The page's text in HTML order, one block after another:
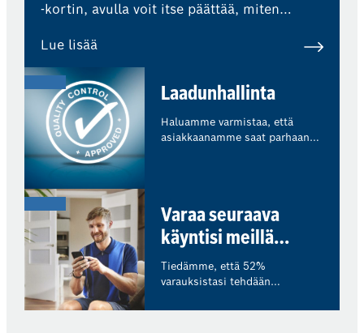
-kortin, avulla voit itse päättää, miten
Lue lisää
Laadunhallinta
Haluamme varmistaa, että
asiakkaanamme saat parhaan
valvovat säännöllisesti
laatustandardejamme ja
menettelytapojamme.
Varaa seuraava
käyntisi meillä
verkossa!
Tiedämme, että 52%
varauksistasi tehdään
Voit varata seuraavan